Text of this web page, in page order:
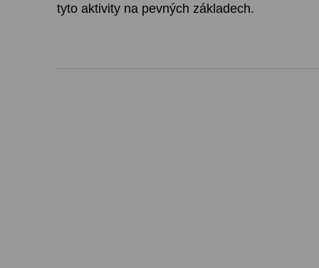
tyto aktivity na pevných základech.